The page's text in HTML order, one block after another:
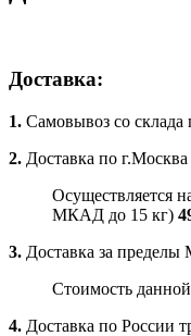
Доставка:
1. Самовывоз со
2. Доставка по
Осуществляется
МКАД до 15 кг)
3. Доставка за
Стоимость
4. Доставка по России